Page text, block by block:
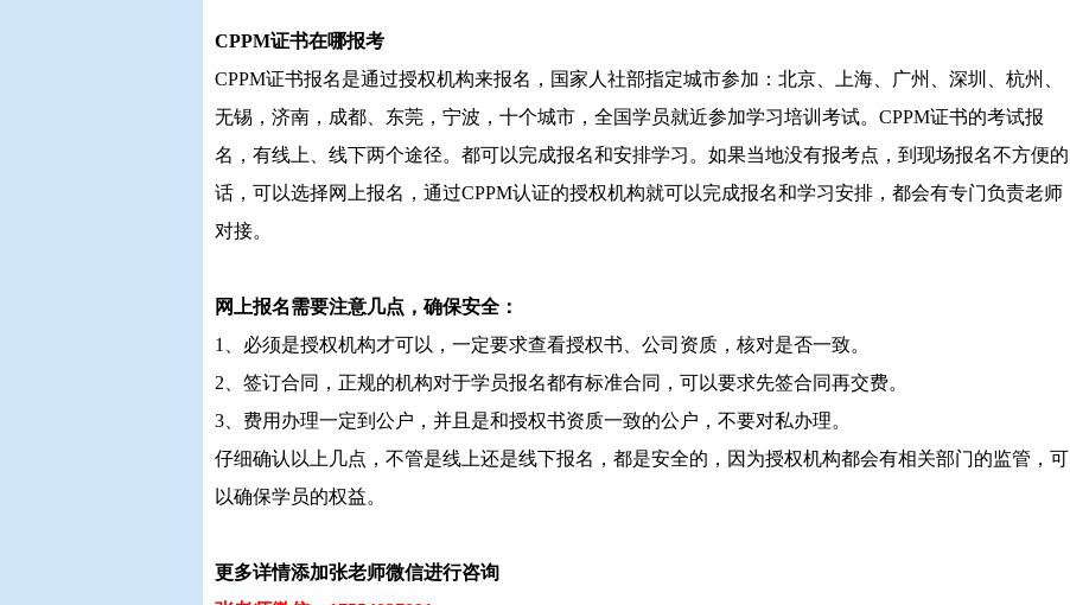
CPPM证书在哪报考
CPPM证书报名是通过授权机构来报名，国家人社部指定城市参加：北京、上海、广州、深圳、杭州、
无锡，济南，成都、东莞，宁波，十个城市，全国学员就近参加学习培训考试。CPPM证书的考试报
名，有线上、线下两个途径。都可以完成报名和安排学习。如果当地没有报考点，到现场报名不方便的
话，可以选择网上报名，通过CPPM认证的授权机构就可以完成报名和学习安排，都会有专门负责老师
对接。
网上报名需要注意几点，确保安全：
1、必须是授权机构才可以，一定要求查看授权书、公司资质，核对是否一致。
2、签订合同，正规的机构对于学员报名都有标准合同，可以要求先签合同再交费。
3、费用办理一定到公户，并且是和授权书资质一致的公户，不要对私办理。
仔细确认以上几点，不管是线上还是线下报名，都是安全的，因为授权机构都会有相关部门的监管，可
以确保学员的权益。
更多详情添加张老师微信进行咨询